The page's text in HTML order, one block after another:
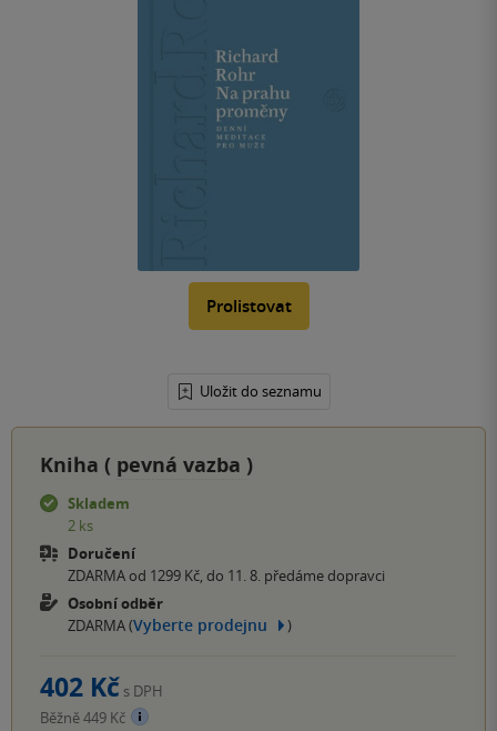
Prolistovat
Uložit do seznamu
Kniha ( pevná vazba )
Skladem
2 ks
Doručení
ZDARMA od 1299 Kč, do 11. 8. předáme dopravci
Osobní odběr
ZDARMA (Vyberte prodejnu )
402 Kč s DPH
Běžně 449 Kč